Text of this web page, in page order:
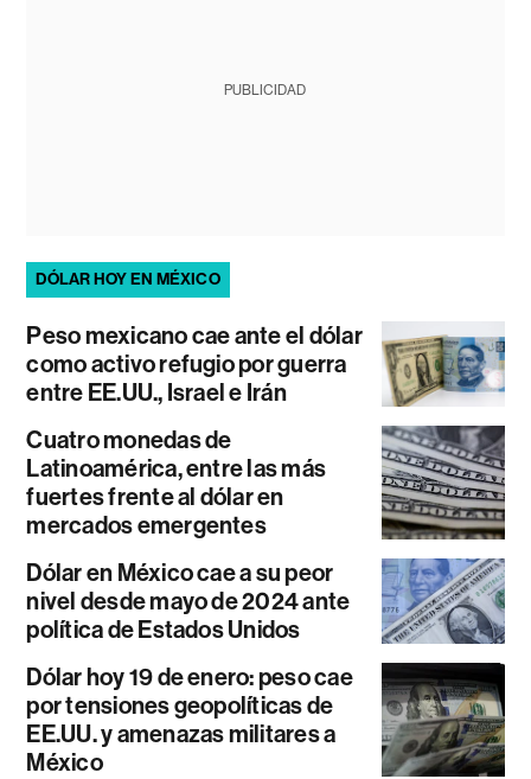
PUBLICIDAD
DÓLAR HOY EN MÉXICO
Peso mexicano cae ante el dólar
como activo refugio por guerra
entre EE.UU., Israel e Irán
Cuatro monedas de
Latinoamérica, entre las más
fuertes frente al dólar en
mercados emergentes
Dólar en México cae a su peor
nivel desde mayo de 2024 ante
política de Estados Unidos
Dólar hoy 19 de enero: peso cae
por tensiones geopolíticas de
EE.UU. y amenazas militares a
México